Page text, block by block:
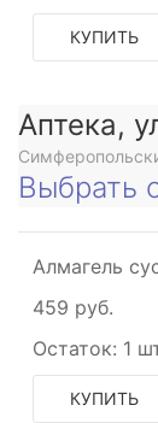
КУПИТЬ
Аптека,
Выбрать
Алмагель
459 руб.
Остаток: 1
КУПИТЬ